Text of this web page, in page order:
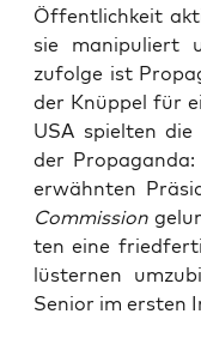
Öffent­lich­keit
sie mani­pu­liert
zufol­ge ist
der Knüp­pel für
USA spiel­ten die
der
erwähn­ten
Com­mis­si­on
ten eine
lüs­ter­nen
Seni­or im ers­ten